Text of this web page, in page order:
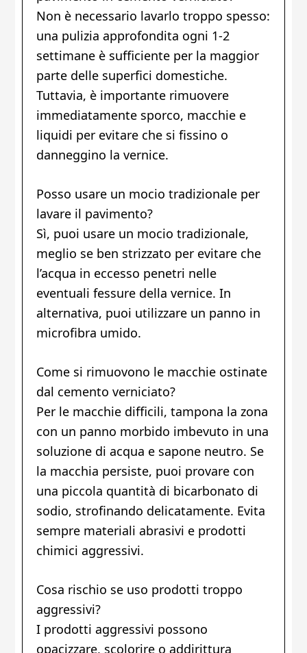
Non è necessario lavarlo troppo spesso:
una pulizia approfondita ogni 1-2
settimane è sufficiente per la maggior
parte delle superfici domestiche.
Tuttavia, è importante rimuovere
immediatamente sporco, macchie e
liquidi per evitare che si fissino o
danneggino la vernice.
Posso usare un mocio tradizionale per
lavare il pavimento?
Sì, puoi usare un mocio tradizionale,
meglio se ben strizzato per evitare che
l’acqua in eccesso penetri nelle
eventuali fessure della vernice. In
alternativa, puoi utilizzare un panno in
microfibra umido.
Come si rimuovono le macchie ostinate
dal cemento verniciato?
Per le macchie difficili, tampona la zona
con un panno morbido imbevuto in una
soluzione di acqua e sapone neutro. Se
la macchia persiste, puoi provare con
una piccola quantità di bicarbonato di
sodio, strofinando delicatamente. Evita
sempre materiali abrasivi e prodotti
chimici aggressivi.
Cosa rischio se uso prodotti troppo
aggressivi?
I prodotti aggressivi possono
opacizzare, scolorire o addirittura